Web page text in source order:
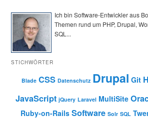
h
e
Ich bin Software-Entwickler aus
Themen rund um PHP, Drupal,
SQL...
STICHWÖRTER
Blade CSS Datenschutz Drupal Git
JavaScript jQuery Laravel MultiSite
Ruby-on-Rails Software Solr SQL